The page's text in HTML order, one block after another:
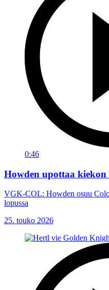
0:46
Howden upottaa
VGK-COL: Howden osuu
lopussa
25. touko 2026